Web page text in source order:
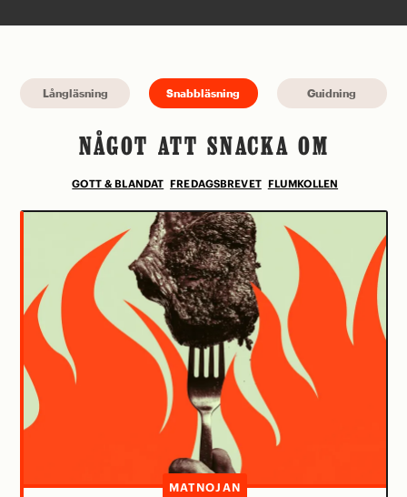
Långläsning Snabbläsning Guidning
NÅGOT ATT SNACKA OM
GOTT & BLANDAT FREDAGSBREVET FLUMKOLLEN
MATNOJAN